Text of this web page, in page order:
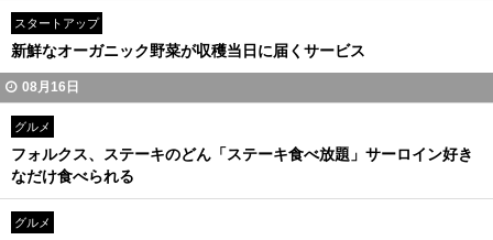
スタートアップ
新鮮なオーガニック野菜が収穫当日に届くサービス
08月16日
グルメ
フォルクス、ステーキのどん「ステーキ食べ放題」サーロイン好き
なだけ食べられる
グルメ